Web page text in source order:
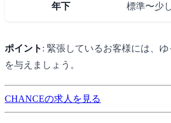
年下 標準〜少
ポイント : 緊張しているお客様には、
を与えましょう。
CHANCEの求人を見る